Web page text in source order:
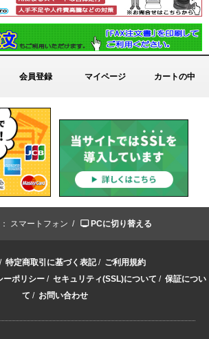
会員登録 マイページ カートの中
スマートフォン / PCに切り替える
/ 特定商取引に基づく表記/ ご利用規約
ーポリシー/ セキュリティ(SSL)について / 保証につい
て / お問い合わせ